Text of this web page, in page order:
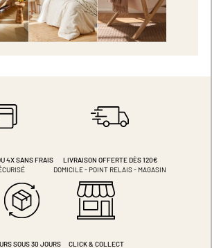
4XSANS FRAIS
LIVRAISON OFFERTE DÈS 120€
DOMICILE - POINT RELAIS - MAGASIN
SOUS 30 JOURS
CLICK & COLLECT